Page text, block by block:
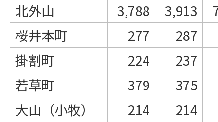
北外山
3,788 3,913
桜井本町
277
287
掛割町
224
237
若草町
379
375
大山（小牧）
214
214